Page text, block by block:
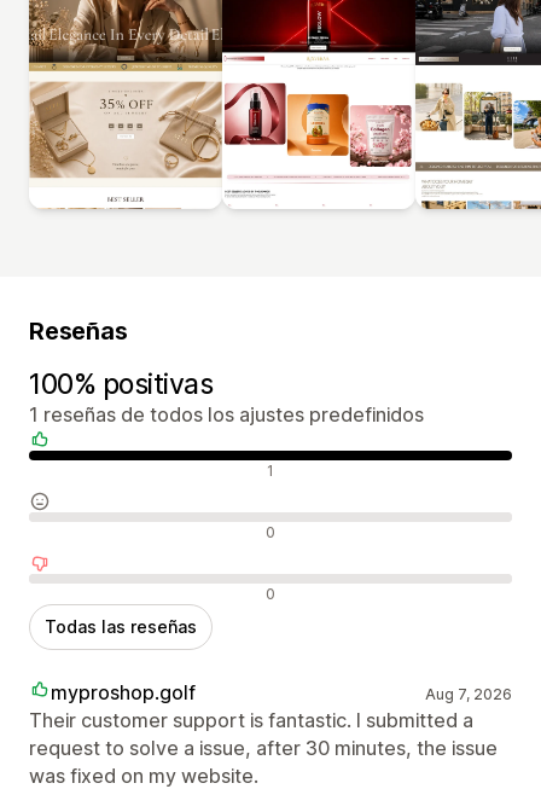
Reseñas
100% positivas
1 reseñas de todos los ajustes predefinidos
Reseñas positivas 1
Reseñas neutras 0
Reseñas negativas 0
Todas las reseñas
myproshop.golf Aug 7, 2026
Their customer support is fantastic. I submitted a
request to solve a issue, after 30 minutes, the issue
was fixed on my website.